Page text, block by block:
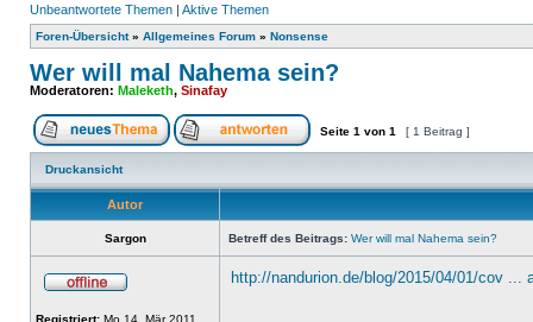
Unbeantwortete Themen | Aktive Themen
Foren-Übersicht» Allgemeines Forum » Nonsense
Wer will mal Nahema sein?
Moderatoren: Maleketh, Sinafay
Seite 1 von 1 [ 1 Beitrag ]
Druckansicht
Autor
Sargon Betreff des Beitrags: Wer will mal Nahema sein?
Registriert: Mo 14. Mär 2011,
http://nandurion.de/blog/2015/04/01/cov ...